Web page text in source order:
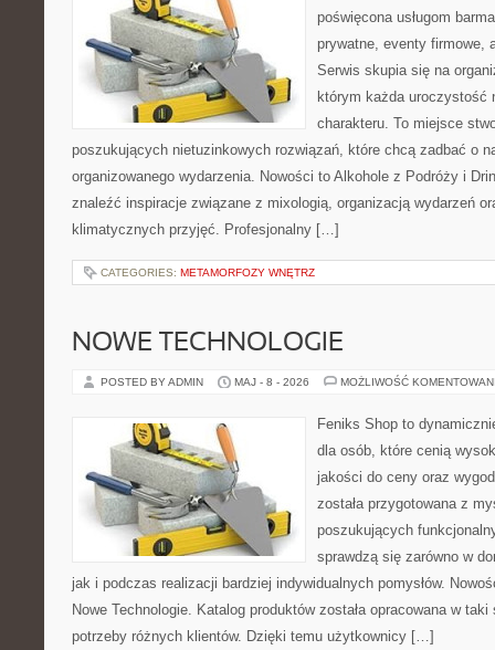
poświęcona usługom
prywatne, eventy firmowe,
Serwis skupia się na
którym każda uroczystość
charakteru. To miejsce
poszukujących nietuzinkowych rozwiązań, które chcą zadbać o
organizowanego wydarzenia. Nowości to Alkohole z Podróży i
znaleźć inspiracje związane z mixologią, organizacją wydarzeń
klimatycznych przyjęć. Profesjonalny […]
CATEGORIES: METAMORFOZY WNĘTRZ
NOWE TECHNOLOGIE
POSTED BY ADMIN MAJ - 8 - 2026 MOŻLIWOŚĆ
Feniks Shop to
dla osób, które cenią
jakości do ceny oraz
została przygotowana z
poszukujących
sprawdzą się zarówno w
jak i podczas realizacji bardziej indywidualnych pomysłów.
Nowe Technologie. Katalog produktów została opracowana w
potrzeby różnych klientów. Dzięki temu użytkownicy […]